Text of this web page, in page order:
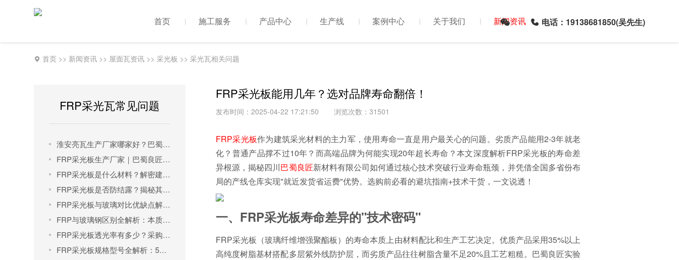
首页 施工服务 产品中心 生产线 案例中心 关于我们 新闻资讯 电话：19138681850(吴先生)
首页 >> 新闻资讯 >> 屋面瓦资讯 >> 采光板 >> 采光瓦相关问题
FRP采光瓦常见问题
淮安亮瓦生产厂家哪家好？巴蜀良匠以品质与价格双优势成工程优选
FRP采光板生产厂家｜巴蜀良匠：多省布局，打造高品质采光解决方案
FRP采光板是什么材料？解密建筑采光新宠的核心构成与百变应用​
FRP采光板是否防结露？揭秘其防结露原理与选购要点
FRP采光板与玻璃对比优缺点解析 | 建筑采光材料如何科学选择？
FRP与玻璃钢区别全解析：本质相同，应用广泛的新型材料
FRP采光板透光率有多少？采购避坑指南与品牌选购解析
FRP采光板规格型号全解析：5大类型选购指南
FRP采光板能用几年？选对品牌寿命翻倍！
发布时间：2025-04-22 17:21:50 浏览次数：31501
FRP采光板作为建筑采光材料的主力军，使用寿命一直是用户最关心的问题。劣质产品能用2-3年就老
化？普通产品撑不过10年？而高端品牌为何能实现20年超长寿命？本文深度解析FRP采光板的寿命差
异根源，揭秘四川巴蜀良匠新材料有限公司如何通过核心技术突破行业寿命瓶颈，并凭借全国多省份布
局的产线仓库实现"就近发货省运费"优势。选购前必看的避坑指南+技术干货，一文说透！
一、FRP采光板寿命差异的"技术密码"
FRP采光板（玻璃纤维增强聚酯板）的寿命本质上由材料配比和生产工艺决定。优质产品采用35%以上
高纯度树脂基材搭配多层紫外线防护层，而劣质产品往往树脂含量不足20%且工艺粗糙。巴蜀良匠实验